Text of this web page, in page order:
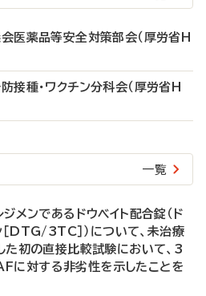
医薬品等安全対策部会（厚労省H
種・ワクチン分科会（厚労省H
一覧
メンであるドウベイト配合錠（ド
DTG/3TC］）について、未治療
初の直接比較試験において、3
対する非劣性を示したことを